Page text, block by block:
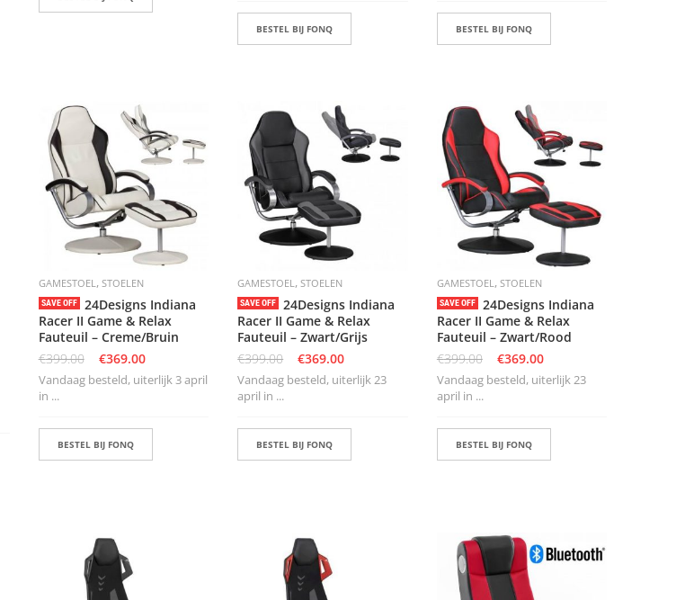
BESTEL BIJ FONQ BESTEL BIJ FONQ
GAMESTOEL, STOELEN
SAVE OFF
24Designs Indiana
Racer II Game & Relax
Fauteuil – Creme/Bruin
€399.00 €369.00
Vandaag besteld, uiterlijk 3 april
in ...
BESTEL BIJ FONQ
GAMESTOEL,STOELEN
SAVE OFF
24Designs Indiana
Racer II Game & Relax
Fauteuil – Zwart/Grijs
€399.00 €369.00
Vandaag besteld, uiterlijk 23
april in ...
BESTEL BIJ FONQ
GAMESTOEL, STOELEN
SAVE OFF
24Designs Indiana
Racer II Game & Relax
Fauteuil – Zwart/Rood
€399.00 €369.00
Vandaag besteld, uiterlijk 23
april in ...
BESTEL BIJ FONQ